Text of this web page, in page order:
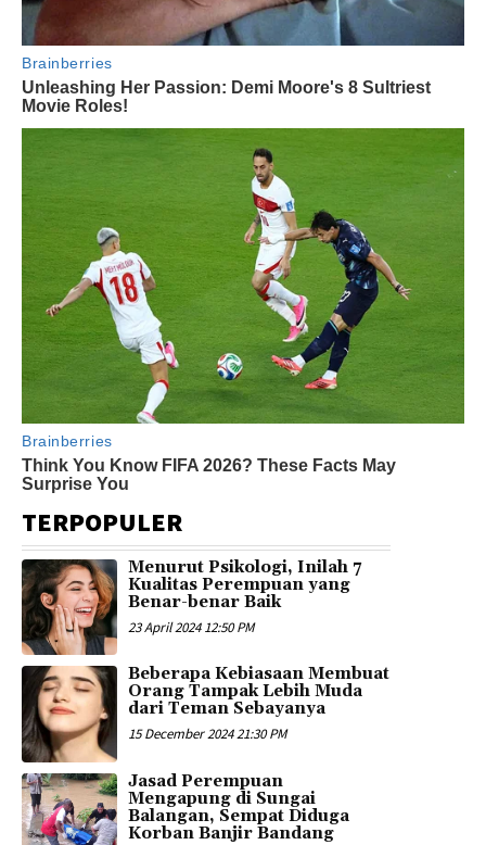
TERPOPULER
Menurut Psikologi, Inilah 7
Kualitas Perempuan yang
Benar-benar Baik
23 April 2024 12:50 PM
Beberapa Kebiasaan Membuat
Orang Tampak Lebih Muda
dari Teman Sebayanya
15 December 2024 21:30 PM
Jasad Perempuan
Mengapung di Sungai
Balangan, Sempat Diduga
Korban Banjir Bandang